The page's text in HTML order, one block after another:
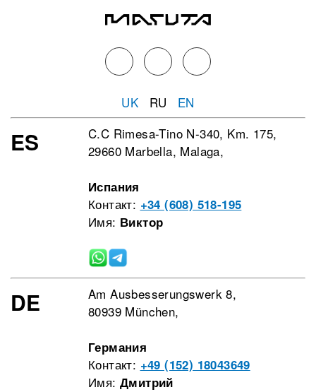
UK RU EN
ES
C.C Rimesa-Tino N-340, Km. 175,
29660 Marbella, Malaga,
Испания
Контакт: +34 (608) 518-195
Имя: Виктор
DE
Am Ausbesserungswerk 8,
80939 München,
Германия
Контакт: +49 (152) 18043649
Имя: Дмитрий